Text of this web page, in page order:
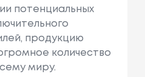
потенциальных
продукцию
количество
миру.